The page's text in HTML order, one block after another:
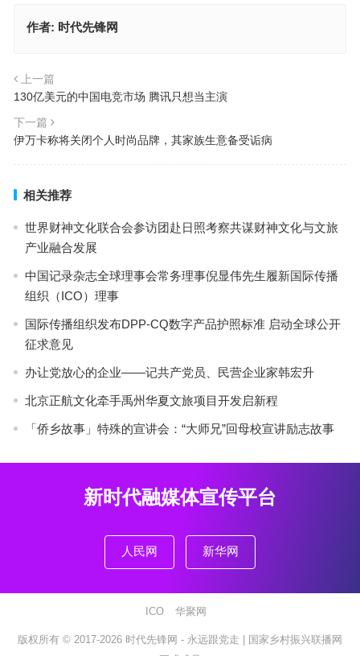
作者: 时代先锋网
上一篇
130亿美元的中国电竞市场 腾讯只想当主演
下一篇
伊万卡称将关闭个人时尚品牌，其家族生意备受诟病
相关推荐
世界财神文化联合会参访团赴日照考察共谋财神文化与文旅
产业融合发展
中国记录杂志全球理事会常务理事倪显伟先生履新国际传播
组织（ICO）理事
国际传播组织发布DPP-CQ数字产品护照标准 启动全球公开
征求意见
办让党放心的企业——记共产党员、民营企业家韩宏升
北京正航文化牵手禹州华夏文旅项目开发启新程
「侨乡故事」特殊的宣讲会：“大师兄”回母校宣讲励志故事
新时代融媒体宣传平台
人民网 新华网
ICO 华聚网
版权所有 © 2017-2026 时代先锋网 - 永远跟党走 |
国家乡村振兴联播网